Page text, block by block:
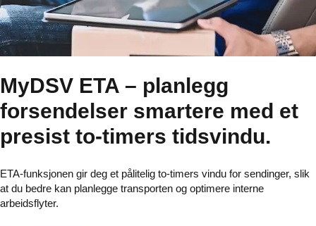
MyDSV ETA – planlegg
forsendelser smartere med et
presist to-timers tidsvindu.
ETA-funksjonen gir deg et pålitelig to-timers vindu for sendinger, slik
at du bedre kan planlegge transporten og optimere interne
arbeidsflyter.